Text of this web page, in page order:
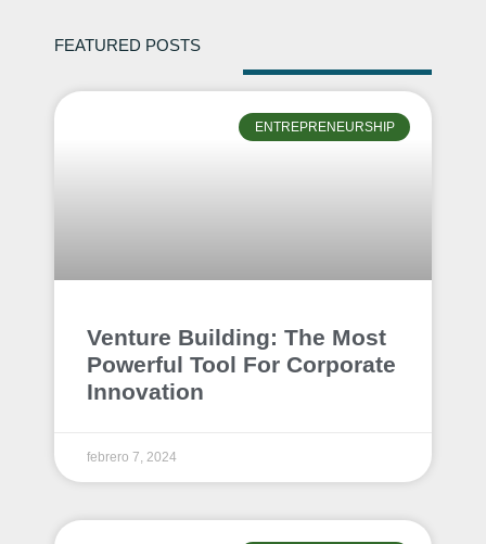
FEATURED POSTS
ENTREPRENEURSHIP
Venture Building: The Most
Powerful Tool For Corporate
Innovation
febrero 7, 2024